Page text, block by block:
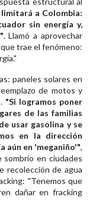
a Colombia:
sin energía y,
. Llamó a aprovechar
trae el fenómeno:
paneles solares en
de motos y
"Si logramos poner
de las familias
usar gasolina y se
en la dirección
aún en 'meganiño'",
sombrío en ciudades
recolección de agua
"Tenemos que
dañar en fracking